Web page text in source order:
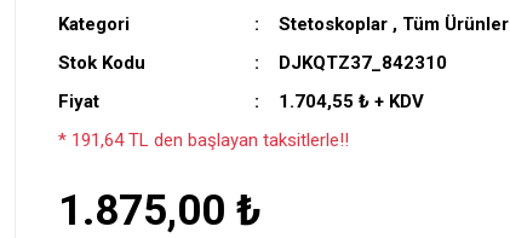
Kategori Stetoskoplar , Tüm Ürünler
Stok Kodu
DJKQTZ37_842310
Fiyat
1.704,55 ₺ + KDV
* 191,64 TL den başlayan taksitlerle!!
1.875,00 ₺